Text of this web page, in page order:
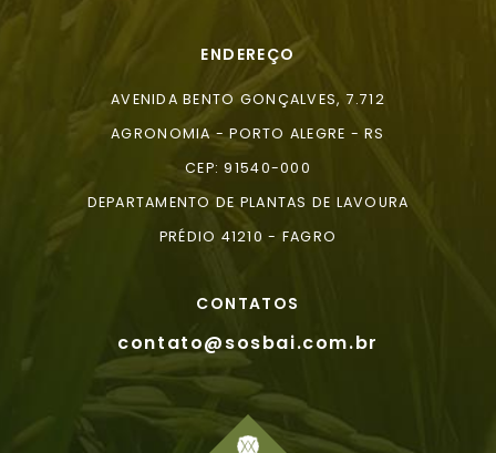
ENDEREÇO
AVENIDA BENTO GONÇALVES, 7.712
AGRONOMIA - PORTO ALEGRE - RS
CEP: 91540-000
DEPARTAMENTO DE PLANTAS DE LAVOURA
PRÉDIO 41210 - FAGRO
CONTATOS
contato@sosbai.com.br